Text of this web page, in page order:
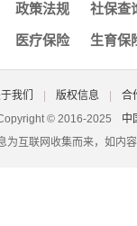
户
始账号密码是
交社保多少钱
政策法规 社保查
医疗保险 生育保
我们 版权信息
合
© 2016-2025
中
为互联网收集而来，如